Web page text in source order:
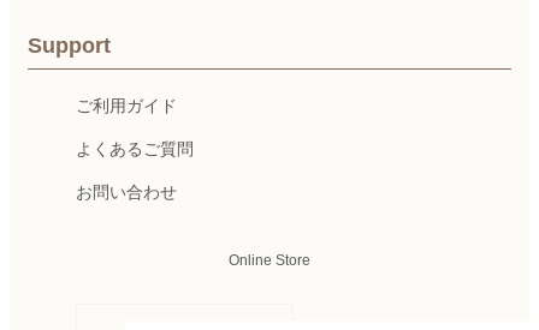
Support
ご利用ガイド
よくあるご質問
お問い合わせ
Online Store